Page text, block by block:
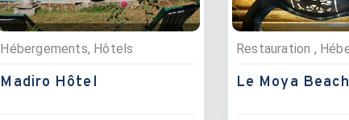
Hébergements, Hôtels
Madiro Hôtel Le Moya Beach